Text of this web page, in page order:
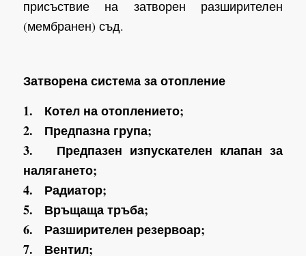
присъствие на затворен разширителен
(мембранен) съд.
Затворена система за отопление
1. Котел на отоплението;
2. Предпазна група;
3. Предпазен изпускателен клапан за
налягането;
4. Радиатор;
5. Връщаща тръба;
6. Разширителен резервоар;
7. Вентил;